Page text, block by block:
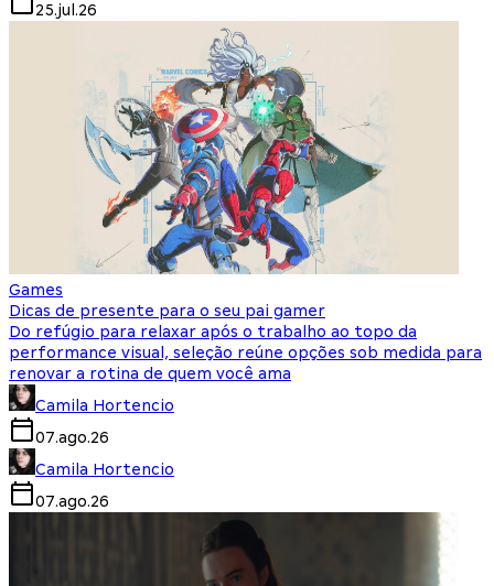
25.jul.26
Games
Dicas de presente para o seu pai gamer
Do refúgio para relaxar após o trabalho ao topo da
performance visual, seleção reúne opções sob medida para
renovar a rotina de quem você ama
Camila Hortencio
07.ago.26
Camila Hortencio
07.ago.26